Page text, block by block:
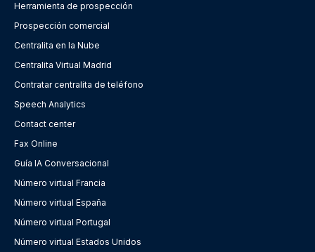
Herramienta de prospección
Prospección comercial
Centralita en la Nube
Centralita Virtual Madrid
Contratar centralita de teléfono
Speech Analytics
Contact center
Fax Online
Guía IA Conversacional
Número virtual Francia
Número virtual España
Número virtual Portugal
Número virtual Estados Unidos